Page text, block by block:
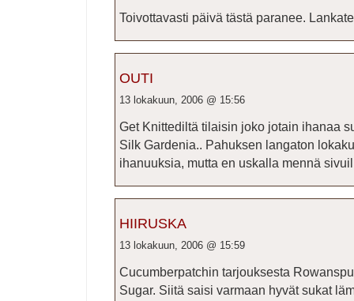
Toivottavasti päivä tästä paranee.
OUTI
13 lokakuun, 2006 @ 15:56
Get Knittediltä tilaisin joko jotain ihanaa
Silk Gardenia.. Pahuksen langaton
ihanuuksia, mutta en uskalla mennä
HIIRUSKA
13 lokakuun, 2006 @ 15:59
Cucumberpatchin tarjouksesta
Sugar. Siitä saisi varmaan hyvät sukat